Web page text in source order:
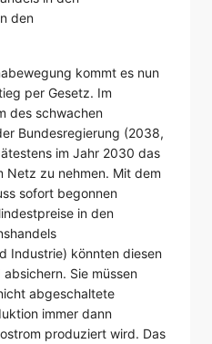
den
kommt es nun
per Gesetz. Im
des schwachen
Bundesregierung (2038,
im Jahr 2030 das
Netz zu nehmen. Mit dem
sofort begonnen
in den
Industrie) könnten diesen
Sie müssen
abgeschaltete
immer dann
produziert wird. Das